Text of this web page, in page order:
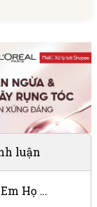
luận
Chương 8 - Tôi Là Con Gái Ruột Còn Em Họ Là Người Ngoài